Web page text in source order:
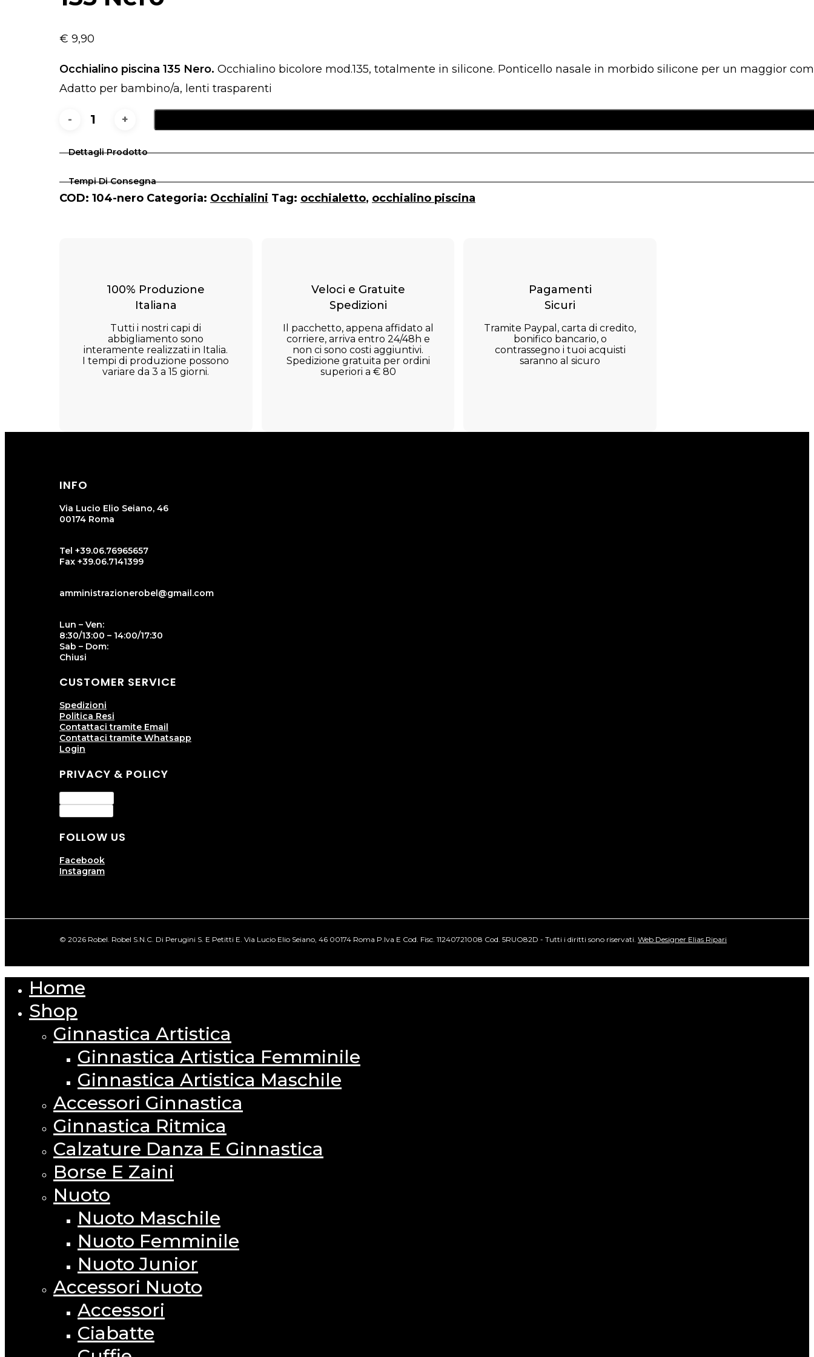
€ 9,90
Occhialino piscina 135 Nero. Occhialino bicolore mod.135, totalmente in silicone. Ponticello nasale in morbido silicone per un maggior
Adatto per bambino/a, lenti trasparenti
Nero
Dettagli Prodotto
Tempi Di Consegna
COD: 104-nero Categoria: Occhialini Tag: occhialetto, occhialino piscina
100% Produzione
Italiana
Tutti i nostri capi di
abbigliamento sono
interamente realizzati in Italia.
I tempi di produzione possono
variare da 3 a 15 giorni.
Veloci e Gratuite
Spedizioni
Il pacchetto, appena affidato al
corriere, arriva entro 24/48h e
non ci sono costi aggiuntivi.
Spedizione gratuita per ordini
superiori a € 80
Pagamenti
Sicuri
Tramite Paypal, carta di credito,
bonifico bancario, o
contrassegno i tuoi acquisti
saranno al sicuro
INFO
Via Lucio Elio Seiano, 46
00174 Roma
Tel +39.06.76965657
Fax +39.06.7141399
amministrazionerobel@gmail.com
Lun – Ven:
8:30/13:00 – 14:00/17:30
Sab – Dom:
Chiusi
CUSTOMER SERVICE
Spedizioni
Politica Resi
Contattaci tramite Email
Contattaci tramite Whatsapp
Login
PRIVACY & POLICY
FOLLOW US
Facebook
Instagram
© 2026 Robel. Robel S.N.C. Di Perugini S. E Petitti E. Via Lucio Elio Seiano, 46 00174 Roma P.Iva E Cod. Fisc. 11240721008 Cod. 5RUO82D - Tutti i diritti sono riservati. Web Designer Elias Ripari
Close
Menu
Home
Shop
Ginnastica Artistica
Ginnastica Artistica Femminile
Ginnastica Artistica Maschile
Accessori Ginnastica
Ginnastica Ritmica
Calzature Danza E Ginnastica
Borse E Zaini
Nuoto
Nuoto Maschile
Nuoto Femminile
Nuoto Junior
Accessori Nuoto
Accessori
Ciabatte